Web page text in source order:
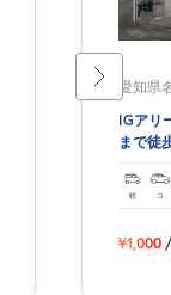
愛知県
IGアリ
まで徒
軽 コ
¥1,000 /